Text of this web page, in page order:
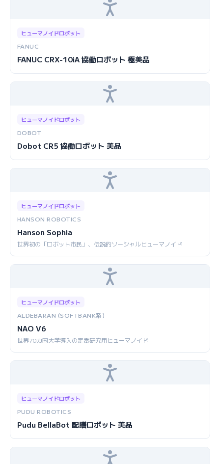
ヒューマノイドロボット
FANUC
FANUC CRX-10iA 協働ロボット 極美品
ヒューマノイドロボット
DOBOT
Dobot CR5 協働ロボット 美品
ヒューマノイドロボット
HANSON ROBOTICS
Hanson Sophia
世界初の「ロボット市民」、伝説的ソーシャルヒューマノイド
ヒューマノイドロボット
ALDEBARAN (SOFTBANK系)
NAO V6
世界70カ国大学導入の定番研究用ヒューマノイド
ヒューマノイドロボット
PUDU ROBOTICS
Pudu BellaBot 配膳ロボット 美品